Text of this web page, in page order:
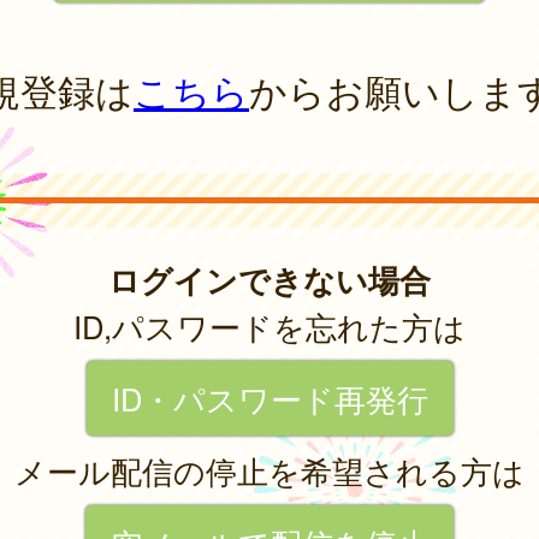
登録はこちらからお願いしま
ログインできない場合
ID,パスワードを忘れた方は
ID・パスワード再発行
メール配信の停止を希望される方は